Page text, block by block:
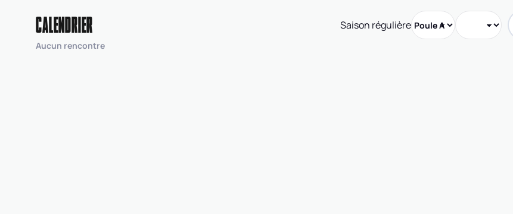
CALENDRIER Saison régulière
Aucun rencontre